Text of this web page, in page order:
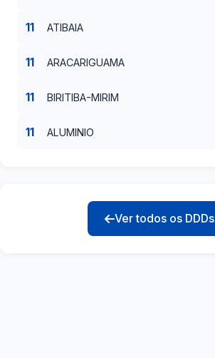
11 ATIBAIA
11 ARACARIGUAMA
11 BIRITIBA-MIRIM
11 ALUMINIO
Ver todos os DDDs